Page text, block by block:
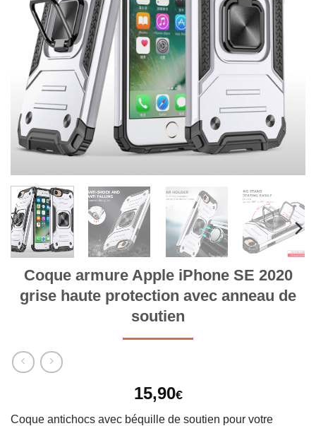
Coque armure Apple iPhone SE 2020
grise haute protection avec anneau de
soutien
15,90€
Coque antichocs avec béquille de soutien pour votre